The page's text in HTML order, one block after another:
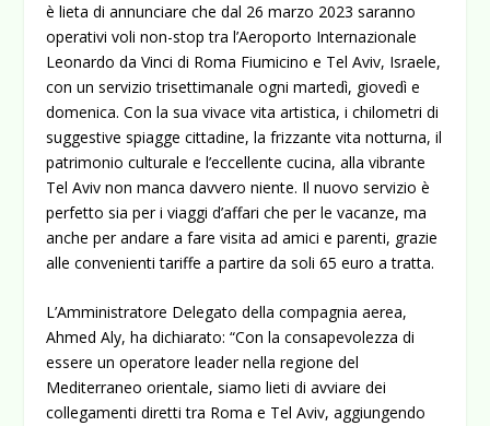
è lieta di annunciare che dal 26 marzo 2023 saranno
operativi voli non-stop tra l’Aeroporto Internazionale
Leonardo da Vinci di Roma Fiumicino e Tel Aviv, Israele,
con un servizio trisettimanale ogni martedì, giovedì e
domenica. Con la sua vivace vita artistica, i chilometri di
suggestive spiagge cittadine, la frizzante vita notturna, il
patrimonio culturale e l’eccellente cucina, alla vibrante
Tel Aviv non manca davvero niente. Il nuovo servizio è
perfetto sia per i viaggi d’affari che per le vacanze, ma
anche per andare a fare visita ad amici e parenti, grazie
alle convenienti tariffe a partire da soli 65 euro a tratta.
L’Amministratore Delegato della compagnia aerea,
Ahmed Aly, ha dichiarato: “Con la consapevolezza di
essere un operatore leader nella regione del
Mediterraneo orientale, siamo lieti di avviare dei
collegamenti diretti tra Roma e Tel Aviv, aggiungendo